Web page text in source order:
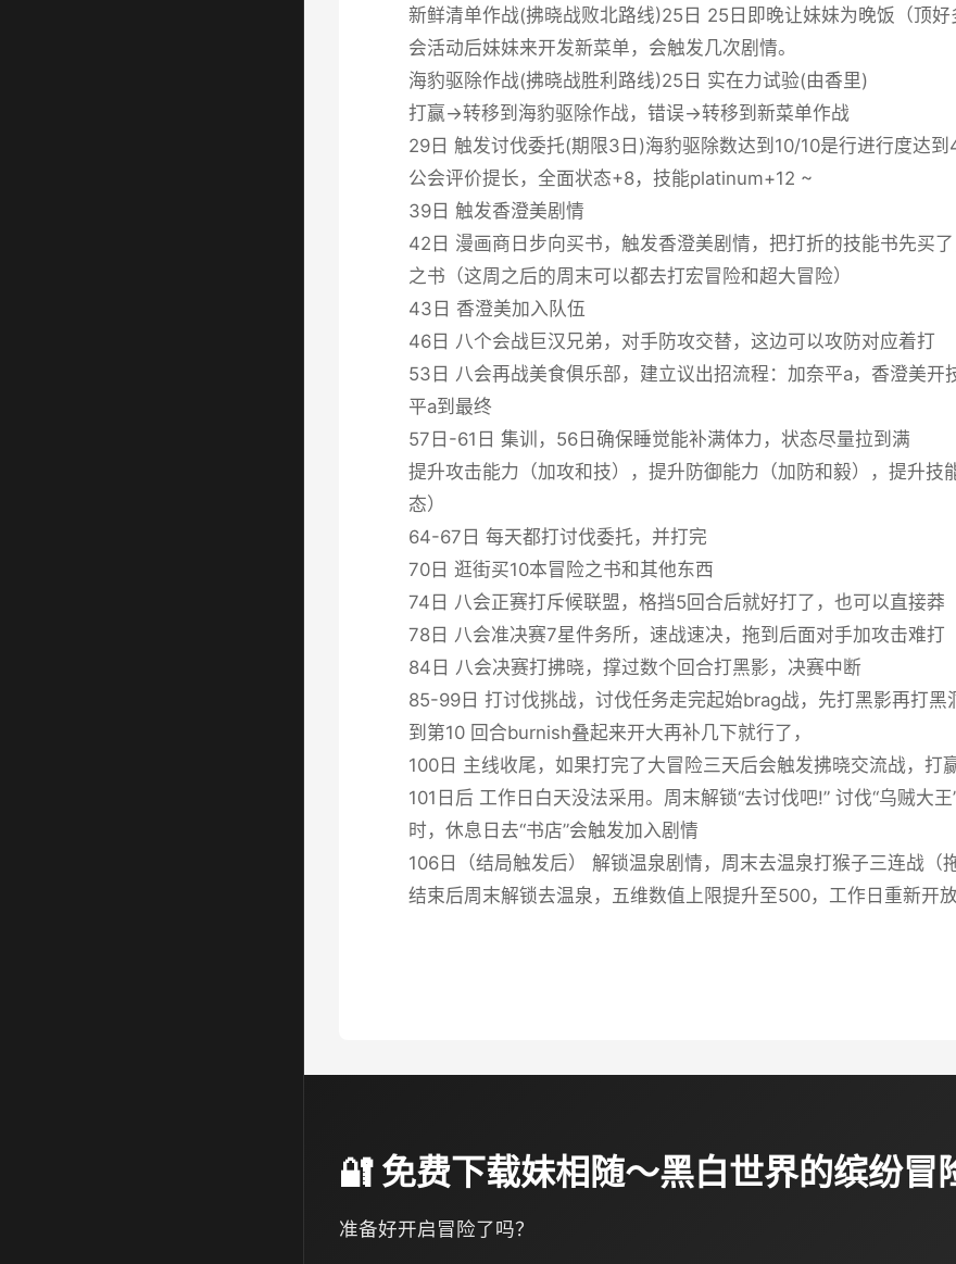
新鲜清单作战(拂晓战败北路线)25日 25日即晚让妹妹为晚饭（顶
会活动后妹妹来开发新菜单，会触发几次剧情。
海豹驱除作战(拂晓战胜利路线)25日 实在力试验(由香里)
打赢→转移到海豹驱除作战，错误→转移到新菜单作战
29日 触发讨伐委托(期限3日)海豹驱除数达到10/10是行进行度达
公会评价提长，全面状态+8，技能platinum+12 ~
39日 触发香澄美剧情
42日 漫画商日步向买书，触发香澄美剧情，把打折的技能书先买
之书（这周之后的周末可以都去打宏冒险和超大冒险）
43日 香澄美加入队伍
46日 八个会战巨汉兄弟，对手防攻交替，这边可以攻防对应着打
53日 八会再战美食俱乐部，建立议出招流程：加奈平a，香澄美
平a到最终
57日-61日 集训，56日确保睡觉能补满体力，状态尽量拉到满
提升攻击能力（加攻和技），提升防御能力（加防和毅），提升
态）
64-67日 每天都打讨伐委托，并打完
70日 逛街买10本冒险之书和其他东西
74日 八会正赛打斥候联盟，格挡5回合后就好打了，也可以直接莽
78日 八会准决赛7星件务所，速战速决，拖到后面对手加攻击难打
84日 八会决赛打拂晓，撑过数个回合打黑影，决赛中断
85-99日 打讨伐挑战，讨伐任务走完起始brag战，先打黑影再打黑
到第10 回合burnish叠起来开大再补几下就行了，
100日 主线收尾，如果打完了大冒险三天后会触发拂晓交流战，打
101日后 工作日白天没法采用。周末解锁“去讨伐吧!” 讨伐“乌贼大
时，休息日去“书店”会触发加入剧情
106日（结局触发后） 解锁温泉剧情，周末去温泉打猴子三连战
结束后周末解锁去温泉，五维数值上限提升至500，工作日重新开
🔐 免费下载妹相随～黑白世界的缤纷冒
准备好开启冒险了吗？